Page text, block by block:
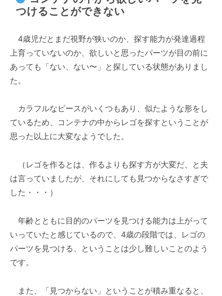
つけることができない
4歳児だとまだ視野が狭いのか、探す能力が発達過程
上育っていないのか、欲しいと思ったパーツが目の前に
あっても「ない、ない〜」と探している状態がありまし
た。
カラフルなピースがいくつもあり、似たような形をし
ているため、コンテナの中からレゴを探すということが
思った以上に大変なようでした。
（レゴを作るとは、作るよりも探す方が大変だ、と夫
は言っていましたが、それにしても見つからなさすぎで
した・・・）
年齢とともに目的のパーツを見つける能力は上がって
いっていたと感じているので、4歳の段階では、レゴの
パーツを見つける、ということは少し難しいことのよう
です。
また、「見つからない」ということが積み重なると、